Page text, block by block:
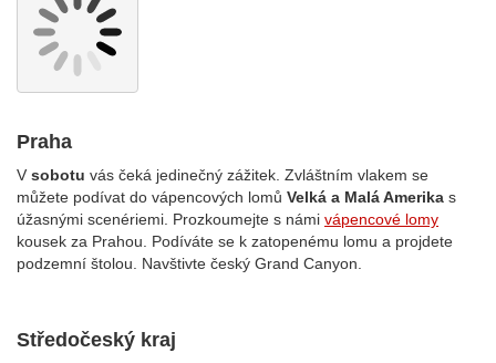
Praha
V sobotu vás čeká jedinečný zážitek. Zvláštním vlakem se
můžete podívat do vápencových lomů Velká a Malá Amerika s
úžasnými scenériemi. Prozkoumejte s námi vápencové lomy
kousek za Prahou. Podíváte se k zatopenému lomu a projdete
podzemní štolou. Navštivte český Grand Canyon.
Středočeský kraj